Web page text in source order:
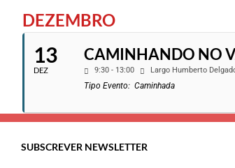
DEZEMBRO
13
DEZ
CAMINHANDO NO
9:30 - 13:00 Largo Humberto
Tipo Evento: Caminhada
SUBSCREVER NEWSLETTER